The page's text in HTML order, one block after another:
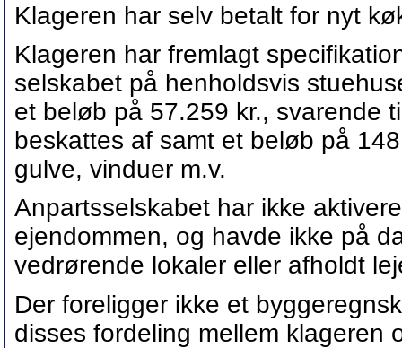
Klageren har selv betalt for nyt
Klageren har fremlagt
selskabet på henholdsvis
et beløb på 57.259 kr., svarende
beskattes af samt et beløb på
gulve, vinduer m.v.
Anpartsselskabet har ikke
ejendommen, og havde ikke på
vedrørende lokaler eller afholdt
Der foreligger ikke et
disses fordeling mellem klageren